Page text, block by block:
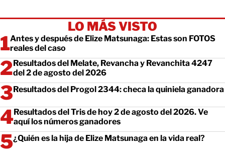
LO MÁS VISTO
Antes y después de Elize Matsunaga: Estas son FOTOS
reales del caso
Resultados del Melate, Revancha y Revanchita 4247
del 2 de agosto del 2026
Resultados del Progol 2344: checa la quiniela ganadora
Resultados del Tris de hoy 2 de agosto del 2026. Ve
aquí los números ganadores
¿Quién es la hija de Elize Matsunaga en la vida real?